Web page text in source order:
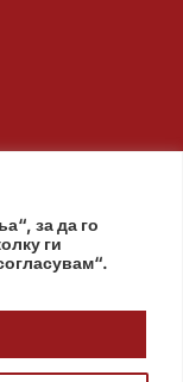
за да го
ги